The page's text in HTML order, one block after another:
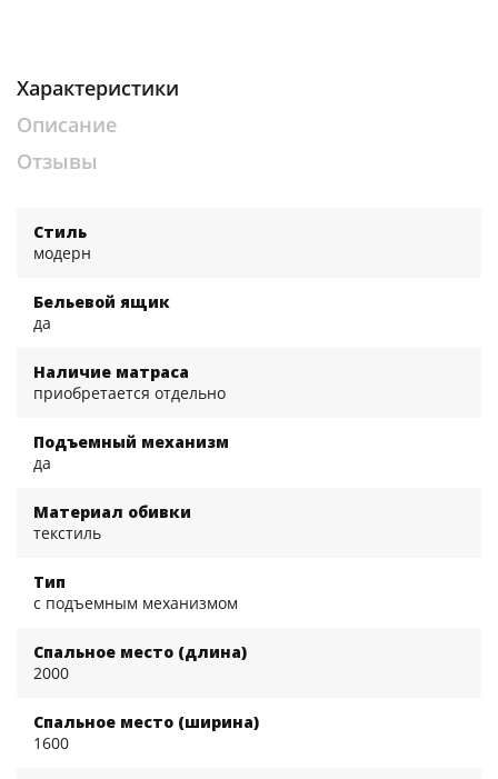
Характеристики
Описание
Отзывы
Стиль
модерн
Бельевой ящик
да
Наличие матраса
приобретается отдельно
Подъемный механизм
да
Материал обивки
текстиль
Тип
с подъемным механизмом
Спальное место (длина)
2000
Спальное место (ширина)
1600